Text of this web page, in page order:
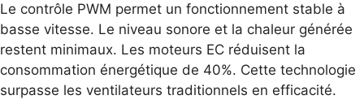
Le contrôle PWM permet un fonctionnement stable à
basse vitesse. Le niveau sonore et la chaleur générée
restent minimaux. Les moteurs EC réduisent la
consommation énergétique de 40%. Cette technologie
surpasse les ventilateurs traditionnels en efficacité.